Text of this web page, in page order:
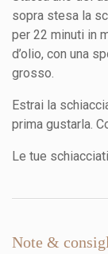
sopra stesa la
per 22 minuti in
d’olio, con una
grosso.
Estrai la
prima gustarla.
Le tue
Note &